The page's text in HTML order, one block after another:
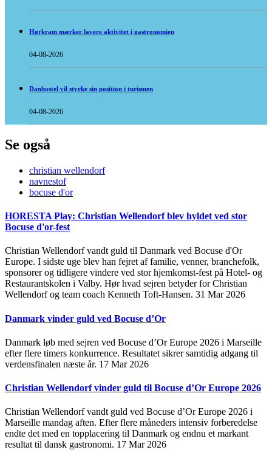
Hørkram mærker lavere aktivitet i gastronomien
04-08-2026
Danhostel vil styrke sin position i turismen
04-08-2026
Se også
christian wellendorf
navnestof
bocuse d'or
HORESTA Play: Christian Wellendorf blev hyldet ved stor
Bocuse d'or-fest
Christian Wellendorf vandt guld til Danmark ved Bocuse d'Or
Europe. I sidste uge blev han fejret af familie, venner, branchefolk,
sponsorer og tidligere vindere ved stor hjemkomst-fest på Hotel- og
Restaurantskolen i Valby. Hør hvad sejren betyder for Christian
Wellendorf og team coach Kenneth Toft-Hansen. 31 Mar 2026
Danmark vinder guld ved Bocuse d’Or
Danmark løb med sejren ved Bocuse d’Or Europe 2026 i Marseille
efter flere timers konkurrence. Resultatet sikrer samtidig adgang til
verdensfinalen næste år. 17 Mar 2026
Christian Wellendorf vinder guld til Bocuse d’Or Europe 2026
Christian Wellendorf vandt guld ved Bocuse d’Or Europe 2026 i
Marseille mandag aften. Efter flere måneders intensiv forberedelse
endte det med en topplacering til Danmark og endnu et markant
resultat til dansk gastronomi. 17 Mar 2026